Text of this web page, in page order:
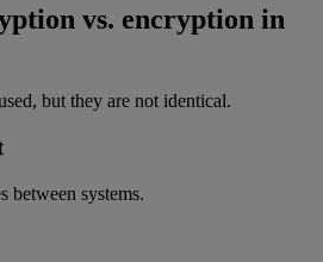
vs. encryption in
but they are not identical.
between systems.